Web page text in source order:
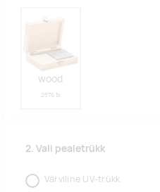
wood
2576 tk
2. Vali pealetrükk
Värviline UV-trükk